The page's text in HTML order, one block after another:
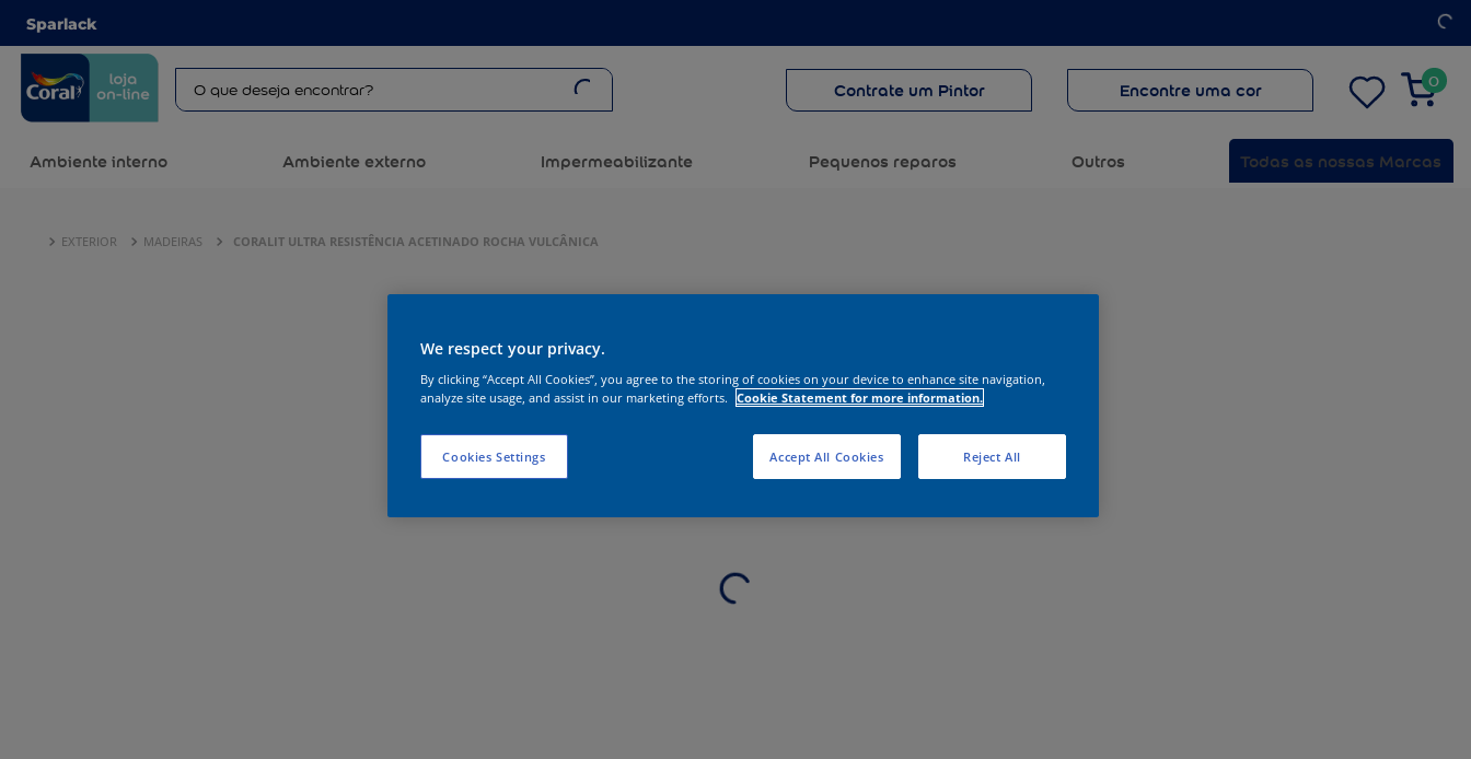
Sparlack
Contrate um Pintor Encontre uma cor 0
Ambiente interno Ambiente externo Impermeabilizante Pequenos reparos Outros Todas as nossas Marcas
EXTERIOR MADEIRAS CORALIT ULTRA RESISTÊNCIA ACETINADO ROCHA VULCÂNICA
We respect your privacy.
By clicking “Accept All Cookies”, you agree to the storing of cookies on your device to enhance site navigation,
analyze site usage, and assist in our marketing efforts. Cookie Statement for more information.
Cookies Settings Reject All
Accept All Cookies